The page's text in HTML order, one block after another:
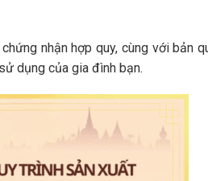
nhận hợp quy, cùng với bản
dụng của gia đình bạn.